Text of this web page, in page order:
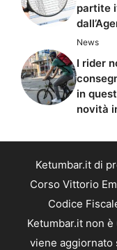
partite
News
I rider
in
novità
Ketumbar.it di
Corso Vittorio
Codice
Ketumbar.it non
viene aggiornato